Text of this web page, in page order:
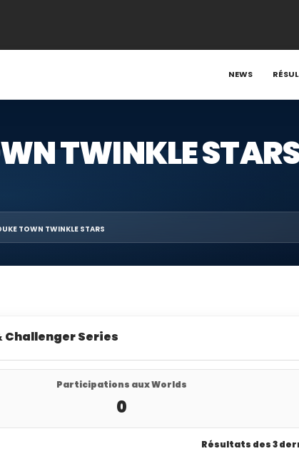
NEWS
TWINKLE
TOWN TWINKLE STARS
Challenger Series
Participations aux Worlds
0
Résultats des 3